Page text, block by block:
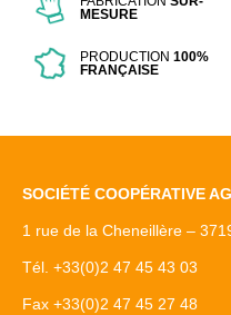
MESURE
PRODUCTION100%
FRANÇAISE
SOCIÉTÉ COOPÉRATIVE
1 rue de la Cheneillère –
Tél. +33(0)2 47 45 43 03
Fax +33(0)2 47 45 27 48